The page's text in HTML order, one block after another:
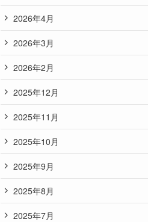
2026年4月
2026年3月
2026年2月
2025年12月
2025年11月
2025年10月
2025年9月
2025年8月
2025年7月